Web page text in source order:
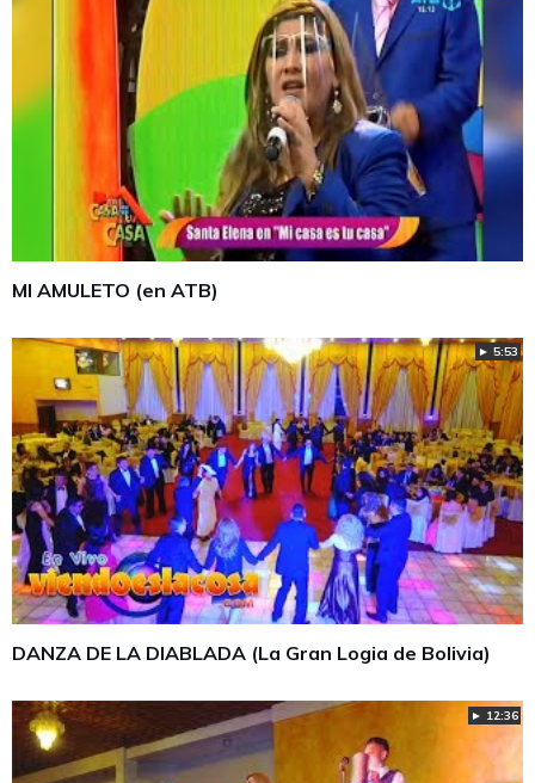
MI AMULETO (en ATB)
► 5:53
DANZA DE LA DIABLADA (La Gran Logia de Bolivia)
► 12:36